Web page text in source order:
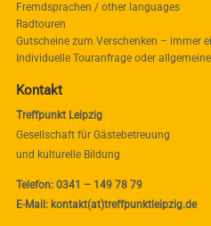
Fremdsprachen / other languages
Radtouren
Gutscheine zum Verschenken – immer
Individuelle Touranfrage oder
Kontakt
Treffpunkt Leipzig
Gesellschaft für Gästebetreuung
und kulturelle Bildung
Telefon: 0341 – 149 78 79
E-Mail: kontakt(at)treffpunktleipzig.de